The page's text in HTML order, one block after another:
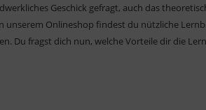
Geschick gefragt, auch das
unserem Onlineshop findest du nützliche
Du fragst dich nun, welche Vorteile dir die